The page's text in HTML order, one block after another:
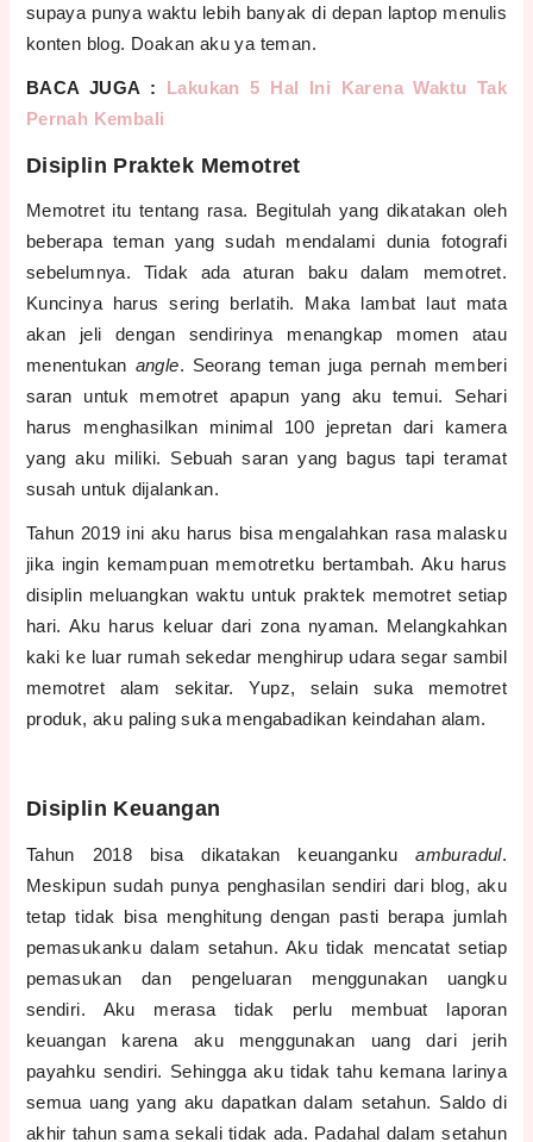
supaya punya waktu lebih banyak di depan laptop menulis
konten blog. Doakan aku ya teman.
BACA JUGA : Lakukan 5 Hal Ini Karena Waktu Tak
Pernah Kembali
Disiplin Praktek Memotret
Memotret itu tentang rasa. Begitulah yang dikatakan oleh
beberapa teman yang sudah mendalami dunia fotografi
sebelumnya. Tidak ada aturan baku dalam memotret.
Kuncinya harus sering berlatih. Maka lambat laut mata
akan jeli dengan sendirinya menangkap momen atau
menentukan angle. Seorang teman juga pernah memberi
saran untuk memotret apapun yang aku temui. Sehari
harus menghasilkan minimal 100 jepretan dari kamera
yang aku miliki. Sebuah saran yang bagus tapi teramat
susah untuk dijalankan.
Tahun 2019 ini aku harus bisa mengalahkan rasa malasku
jika ingin kemampuan memotretku bertambah. Aku harus
disiplin meluangkan waktu untuk praktek memotret setiap
hari. Aku harus keluar dari zona nyaman. Melangkahkan
kaki ke luar rumah sekedar menghirup udara segar sambil
memotret alam sekitar. Yupz, selain suka memotret
produk, aku paling suka mengabadikan keindahan alam.
Disiplin Keuangan
Tahun 2018 bisa dikatakan keuangankuamburadul.
Meskipun sudah punya penghasilan sendiri dari blog, aku
tetap tidak bisa menghitung dengan pasti berapa jumlah
pemasukanku dalam setahun. Aku tidak mencatat setiap
pemasukan dan pengeluaran menggunakan uangku
sendiri. Aku merasa tidak perlu membuat laporan
keuangan karena aku menggunakan uang dari jerih
payahku sendiri. Sehingga aku tidak tahu kemana larinya
semua uang yang aku dapatkan dalam setahun. Saldo di
akhir tahun sama sekali tidak ada. Padahal dalam setahun